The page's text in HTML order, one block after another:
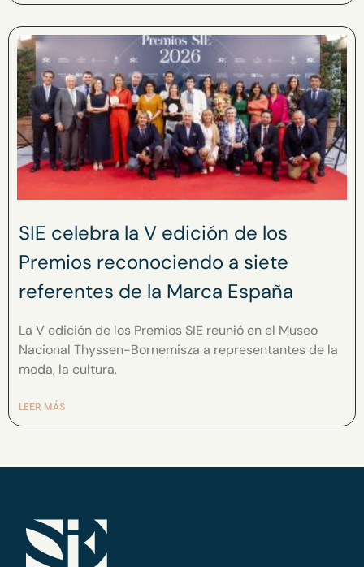
SIE celebra la V edición de los
Premios reconociendo a siete
referentes de la Marca España
La V edición de los Premios SIE reunió en el Museo
Nacional Thyssen-Bornemisza a representantes de la
moda, la cultura,
LEER MÁS